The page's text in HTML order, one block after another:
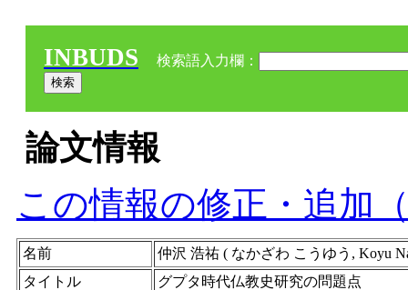
INBUDS 検索語入力欄：
論文情報
この情報の修正・追加
名前
仲沢 浩祐 ( なかざわ こうゆう, Koyu
タイトル
グプタ時代仏教史研究の問題点